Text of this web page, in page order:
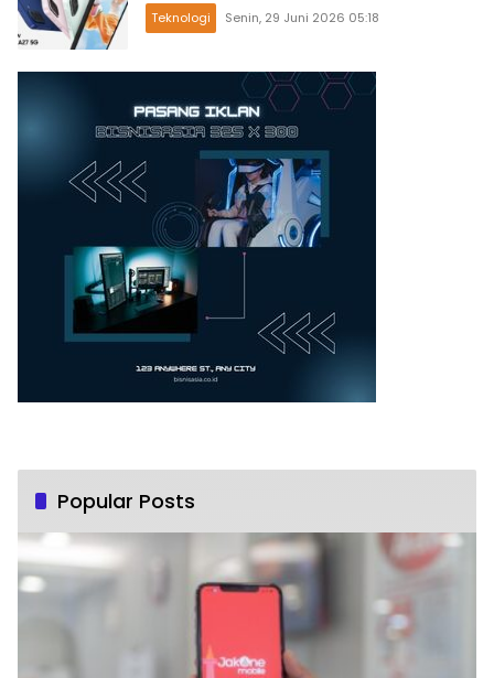
Teknologi Senin, 29 Juni 2026 05:18
Popular Posts